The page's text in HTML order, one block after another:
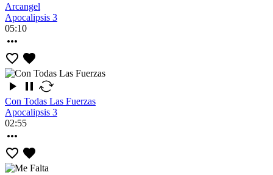
Arcangel
Apocalipsis 3
05:10
Con Todas Las Fuerzas
Apocalipsis 3
02:55